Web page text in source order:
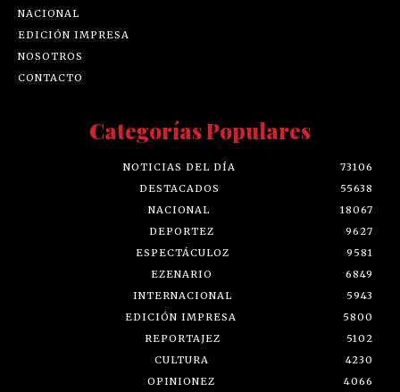
NACIONAL
EDICIÓN IMPRESA
NOSOTROS
CONTACTO
Categorías Populares
NOTICIAS DEL DÍA
73106
DESTACADOS
55638
NACIONAL
18067
DEPORTEZ
9627
ESPECTÁCULOZ
9581
EZENARIO
6849
INTERNACIONAL
5943
EDICIÓN IMPRESA
5800
REPORTAJEZ
5102
CULTURA
4230
OPINIONEZ
4066